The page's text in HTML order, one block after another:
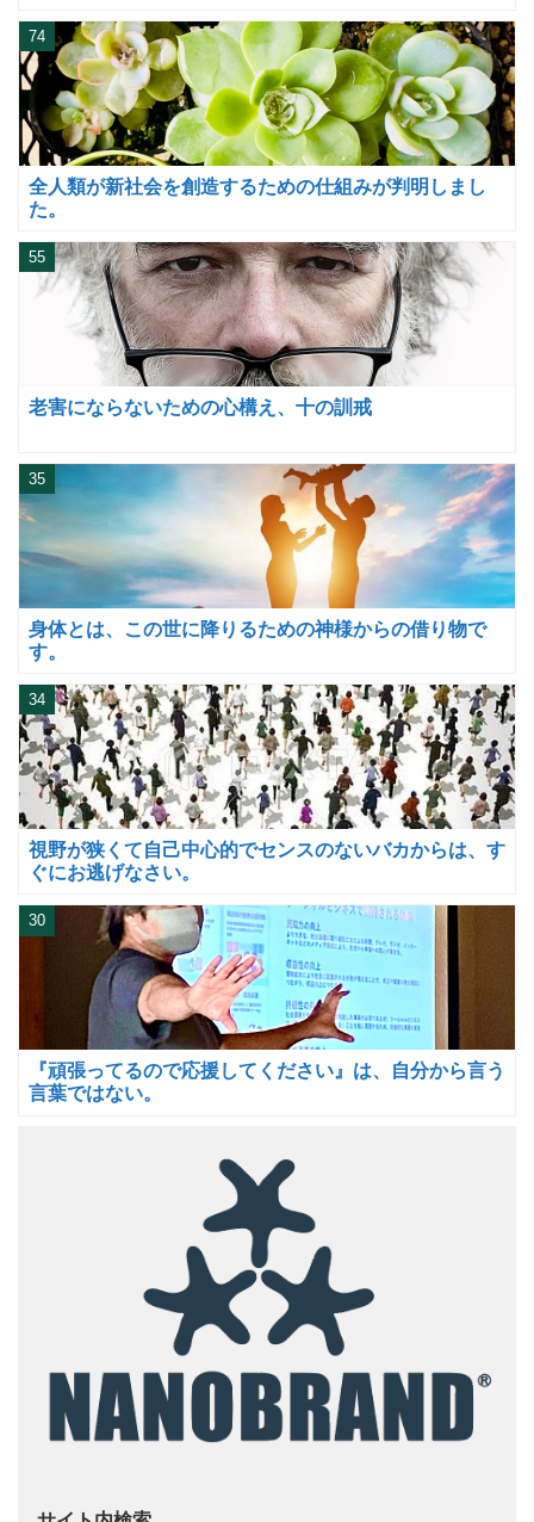
全人類が新社会を創造するための仕組みが判明しまし
た。
74
老害にならないための心構え、十の訓戒
55
身体とは、この世に降りるための神様からの借り物で
す。
35
視野が狭くて自己中心的でセンスのないバカからは、す
ぐにお逃げなさい。
34
『頑張ってるので応援してください』は、自分から言う
言葉ではない。
30